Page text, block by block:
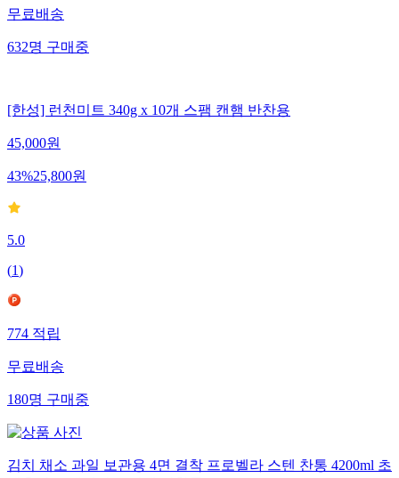
무료배송
632명구매중
[한성] 런천미트 340g x 10개 스팸 캔햄 반찬용
45,000원
43%25,800원
5.0
(1)
774적립
무료배송
180명구매중
김치 채소 과일 보관용 4면 결착 프로벨라 스텐 찬통 4200ml 초